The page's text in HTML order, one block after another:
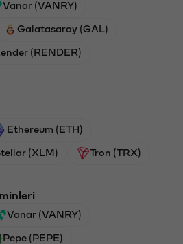
Vanar (VANRY)
Galatasaray (GAL)
(RENDER)
Ethereum (ETH)
(XLM) Tron (TRX)
Vanar (VANRY)
Pepe (PEPE)